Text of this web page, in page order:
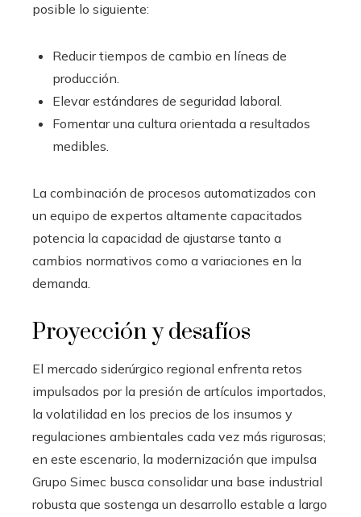
posible lo siguiente:
Reducir tiempos de cambio en líneas de
producción.
Elevar estándares de seguridad laboral.
Fomentar una cultura orientada a resultados
medibles.
La combinación de procesos automatizados con
un equipo de expertos altamente capacitados
potencia la capacidad de ajustarse tanto a
cambios normativos como a variaciones en la
demanda.
Proyección y desafíos
El mercado siderúrgico regional enfrenta retos
impulsados por la presión de artículos importados,
la volatilidad en los precios de los insumos y
regulaciones ambientales cada vez más rigurosas;
en este escenario, la modernización que impulsa
Grupo Simec busca consolidar una base industrial
robusta que sostenga un desarrollo estable a largo